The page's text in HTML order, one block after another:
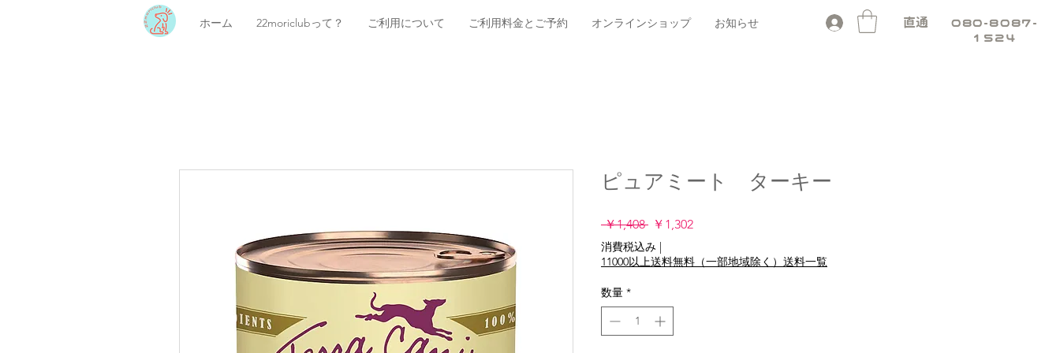
ホーム 22moriclubって？ ご利用について ご利用料金とご予約 オンラインショップ お知らせ 直通
080-8087-
1524
ピュアミート ターキー
￥1,408 通
常
価
￥1,302セ
ル
価
消費税込み |
11000以上送料無料（一部地域除く）送料一覧
数量 *